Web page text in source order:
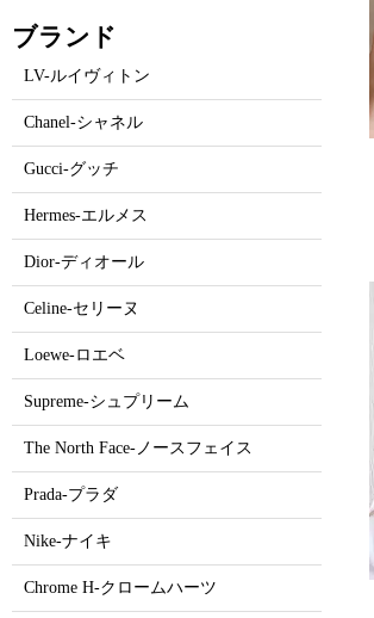
ブランド
LV-ルイヴィトン
Chanel-シャネル
Gucci-グッチ
Hermes-エルメス
Dior-ディオール
Celine-セリーヌ
Loewe-ロエベ
Supreme-シュプリーム
The North Face-ノースフェイス
Prada-プラダ
Nike-ナイキ
Chrome H-クロームハーツ